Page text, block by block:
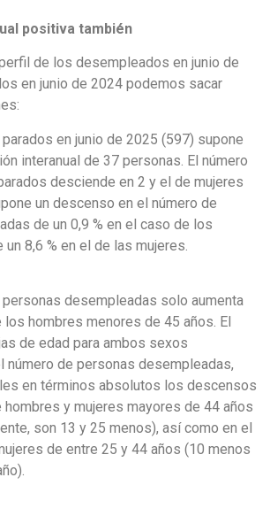
positiva también
de los desempleados en junio de
en junio de 2024 podemos sacar
parados en junio de 2025 (597) supone
interanual de 37 personas. El número
desciende en 2 y el de mujeres
un descenso en el número de
de un 0,9 % en el caso de los
8,6 % en el de las mujeres.
personas desempleadas solo aumenta
los hombres menores de 45 años. El
de edad para ambos sexos
número de personas desempleadas,
en términos absolutos los descensos
hombres y mujeres mayores de 44 años
son 13 y 25 menos), así como en el
de entre 25 y 44 años (10 menos